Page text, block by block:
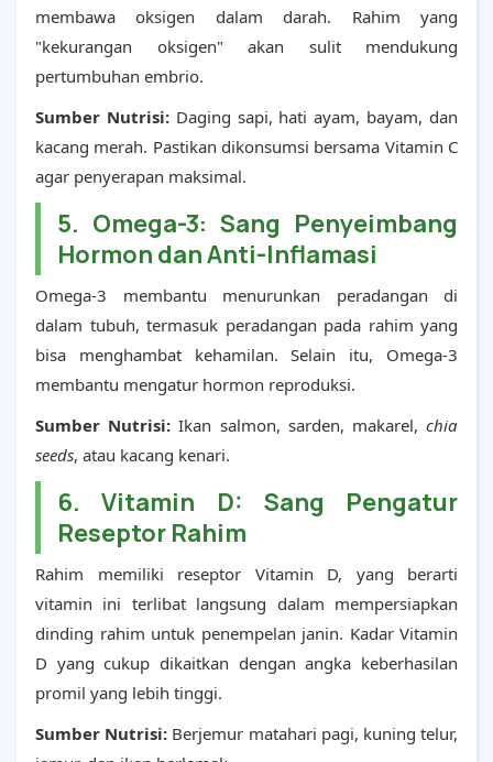
membawa oksigen dalam darah. Rahim yang
"kekurangan oksigen" akan sulit mendukung
pertumbuhan embrio.
Sumber Nutrisi:Daging sapi, hati ayam, bayam, dan
kacang merah. Pastikan dikonsumsi bersama Vitamin C
agar penyerapan maksimal.
5. Omega-3: Sang Penyeimbang
Hormon dan Anti-Inflamasi
Omega-3 membantu menurunkan peradangan di
dalam tubuh, termasuk peradangan pada rahim yang
bisa menghambat kehamilan. Selain itu, Omega-3
membantu mengatur hormon reproduksi.
Sumber Nutrisi: Ikan salmon, sarden, makarel,chia
seeds, atau kacang kenari.
6. Vitamin D: Sang Pengatur
Reseptor Rahim
Rahim memiliki reseptor Vitamin D, yang berarti
vitamin ini terlibat langsung dalam mempersiapkan
dinding rahim untuk penempelan janin. Kadar Vitamin
D yang cukup dikaitkan dengan angka keberhasilan
promil yang lebih tinggi.
Sumber Nutrisi: Berjemur matahari pagi, kuning telur,